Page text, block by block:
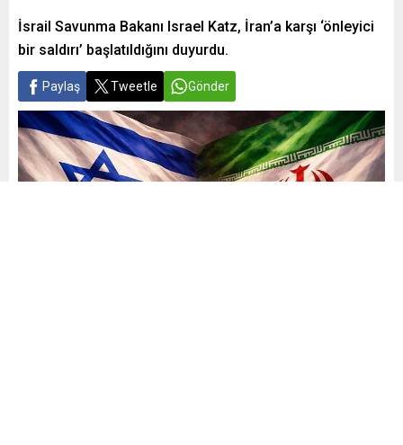
İsrail Savunma Bakanı Israel Katz, İran’a karşı ‘önleyici
bir saldırı’ başlatıldığını duyurdu.
Paylaş Tweetle Gönder